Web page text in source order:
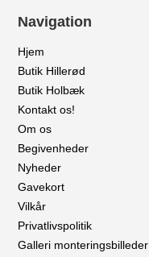
Navigation
Hjem
Butik Hillerød
Butik Holbæk
Kontakt os!
Om os
Begivenheder
Nyheder
Gavekort
Vilkår
Privatlivspolitik
Galleri monteringsbilleder